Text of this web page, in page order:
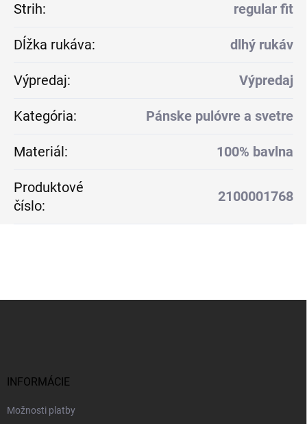
Strih: regular fit
Dĺžka rukáva: dlhý rukáv
Výpredaj: Výpredaj
Kategória: Pánske pulóvre a svetre
Materiál: 100% bavlna
Produktové
číslo:
2100001768
INFORMÁCIE
Možnosti platby